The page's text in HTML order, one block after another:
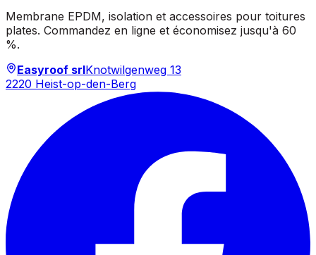
Membrane EPDM, isolation et accessoires pour toitures
plates. Commandez en ligne et économisez jusqu'à 60
%.
Easyroof srlKnotwilgenweg 13
2220 Heist-op-den-Berg